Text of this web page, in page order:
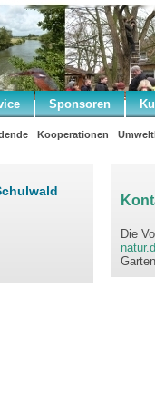
Sponsoren
Kooperationen
Die